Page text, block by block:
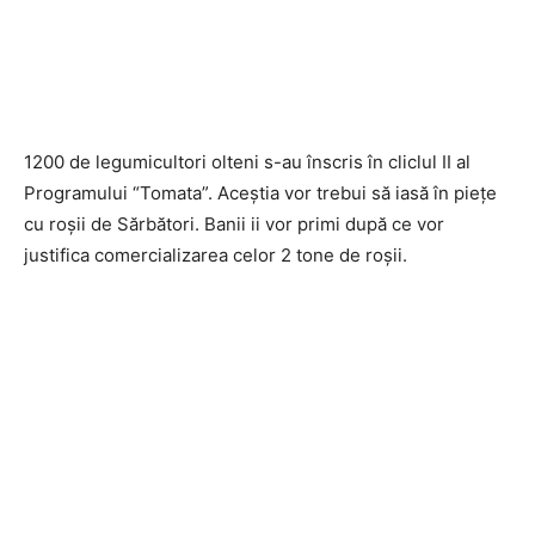
1200 de legumicultori olteni s-au înscris în cliclul II al
Programului “Tomata”. Aceștia vor trebui să iasă în piețe
cu roșii de Sărbători. Banii ii vor primi după ce vor
justifica comercializarea celor 2 tone de roșii.